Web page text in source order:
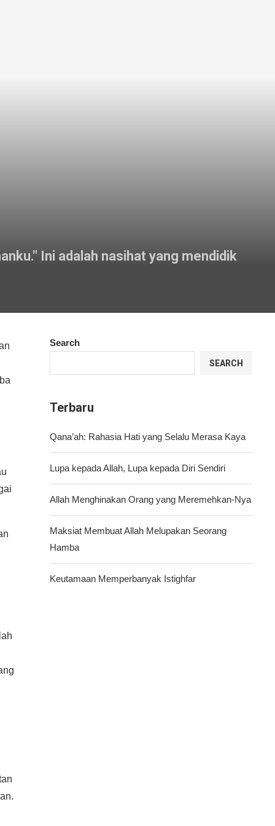
Ini adalah nasihat yang mendidik
Search
SEARCH
Terbaru
Qana’ah: Rahasia Hati yang Selalu Merasa Kaya
Lupa kepada Allah, Lupa kepada Diri Sendiri
Allah Menghinakan Orang yang Meremehkan-Nya
Maksiat Membuat Allah Melupakan Seorang
Hamba
Keutamaan Memperbanyak Istighfar